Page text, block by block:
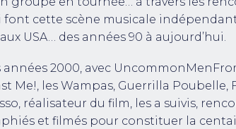
font cette scène musicale
USA… des années 90 à aujourd’hui.
2000, avec
Me!, les Wampas, Guerrilla Poubelle,
réalisateur du film, les a suivis,
et filmés pour constituer la